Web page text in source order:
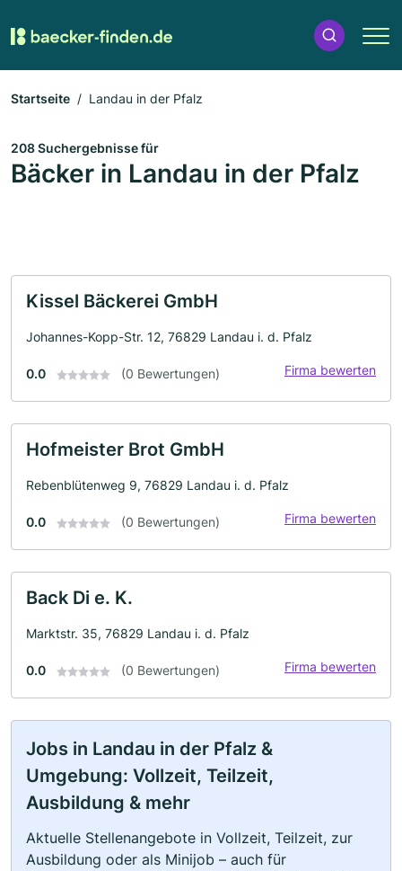
Startseite Landau in der Pfalz
208 Suchergebnisse für
Bäcker in Landau in der Pfalz
Kissel Bäckerei GmbH
Johannes-Kopp-Str. 12, 76829 Landau i. d. Pfalz
0.0 (0 Bewertungen) Firma bewerten
Hofmeister Brot GmbH
Rebenblütenweg 9, 76829 Landau i. d. Pfalz
0.0 (0 Bewertungen) Firma bewerten
Back Di e. K.
Marktstr. 35, 76829 Landau i. d. Pfalz
0.0 (0 Bewertungen) Firma bewerten
Jobs in Landau in der Pfalz &
Umgebung: Vollzeit, Teilzeit,
Ausbildung & mehr
Aktuelle Stellenangebote in Vollzeit, Teilzeit, zur
Ausbildung oder als Minijob – auch für